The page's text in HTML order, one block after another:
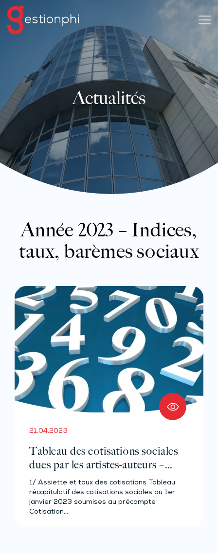
Actualités
Année 2023 – Indices,
taux, barèmes sociaux
21.04.2023
Tableau des cotisations sociales
dues par les artistes-auteurs –
Année 2023
1/ Assiette et taux des cotisations Tableau
récapitulatif des cotisations sociales au 1er
janvier 2023 soumises au précompte
Cotisation…